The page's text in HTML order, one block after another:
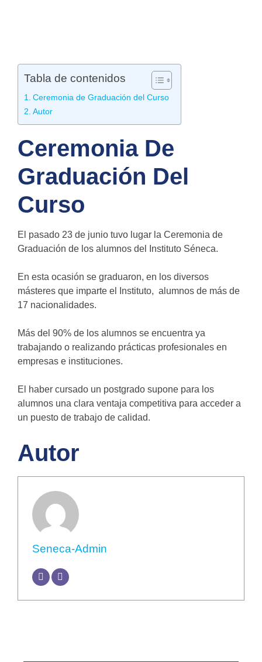
Tabla de contenidos
Ceremonia de Graduación del Curso
Autor
Ceremonia De
Graduación Del
Curso
El pasado 23 de junio tuvo lugar la Ceremonia de
Graduación de los alumnos del Instituto Séneca.
En esta ocasión se graduaron, en los diversos
másteres que imparte el Instituto, alumnos de más de
17 nacionalidades.
Más del 90% de los alumnos se encuentra ya
trabajando o realizando prácticas profesionales en
empresas e instituciones.
El haber cursado un postgrado supone para los
alumnos una clara ventaja competitiva para acceder a
un puesto de trabajo de calidad.
Autor
Seneca-Admin